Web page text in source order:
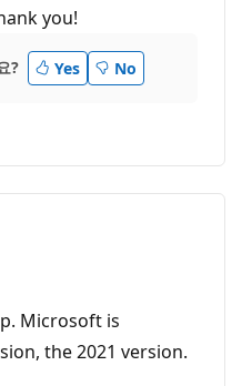
you!
? Yes No
Microsoft is
the 2021 version.